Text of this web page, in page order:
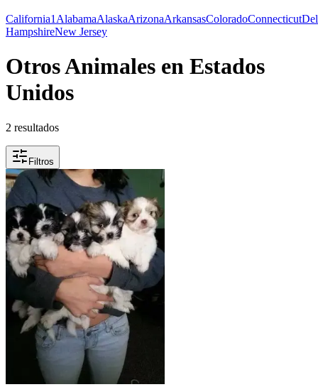
California1 AlabamaAlaskaArizonaArkansasColoradoConnecticut
HampshireNew Jersey
Otros Animales en Estados
Unidos
2 resultados
Filtros